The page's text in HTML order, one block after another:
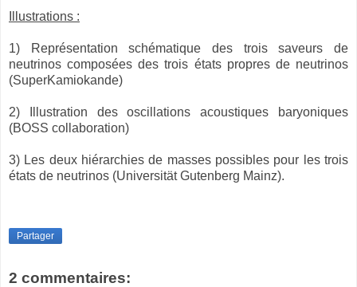
Illustrations :
1) Représentation schématique des trois saveurs de
neutrinos composées des trois états propres de neutrinos
(SuperKamiokande)
2) Illustration des oscillations acoustiques baryoniques
(BOSS collaboration)
3) Les deux hiérarchies de masses possibles pour les trois
états de neutrinos (Universität Gutenberg Mainz).
Partager
2 commentaires: